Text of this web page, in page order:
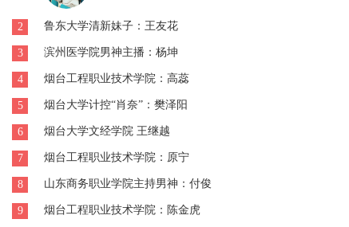
2 鲁东大学清新妹子：王友花
3 滨州医学院男神主播：杨坤
4 烟台工程职业技术学院：高蕊
5 烟台大学计控“肖奈”：樊泽阳
6 烟台大学文经学院 王继越
7 烟台工程职业技术学院：原宁
8 山东商务职业学院主持男神：付俊
9 烟台工程职业技术学院：陈金虎